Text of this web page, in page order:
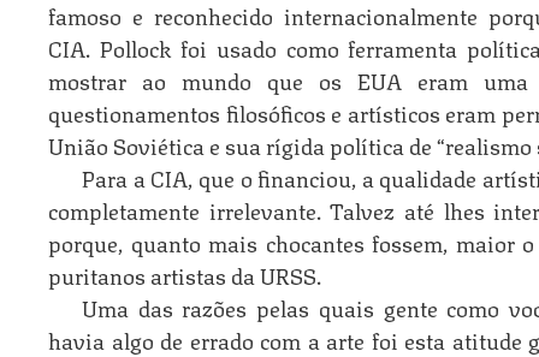
famoso e reconhecido internacionalmente
CIA. Pollock foi usado como ferramenta
mostrar ao mundo que os EUA eram uma
questionamentos filosóficos e artísticos eram
União Soviética e sua rígida política de
Para a CIA, que o financiou, a qualidade
completamente irrelevante. Talvez até lhes
porque, quanto mais chocantes fossem, maior
puritanos artistas da URSS.
Uma das razões pelas quais gente como
havia algo de errado com a arte foi esta atitude